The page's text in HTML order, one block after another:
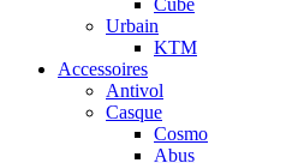
Cube
Urbain
KTM
Accessoires
Antivol
Casque
Cosmo
Abus